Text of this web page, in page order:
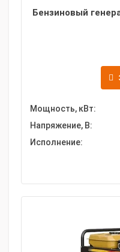
Бензиновый
Мощность, кВт:
Напряжение, В:
Исполнение: